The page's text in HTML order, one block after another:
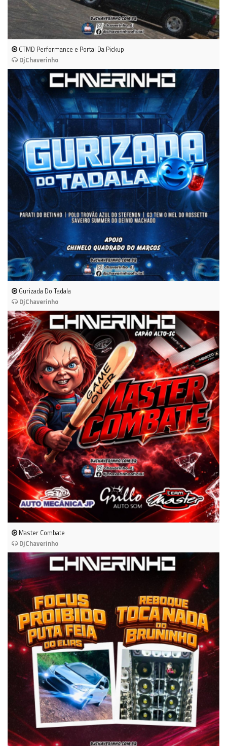
CTMD Performance e Portal Da Pickup
DjChaverinho
Gurizada Do Tadala
DjChaverinho
Master Combate
DjChaverinho